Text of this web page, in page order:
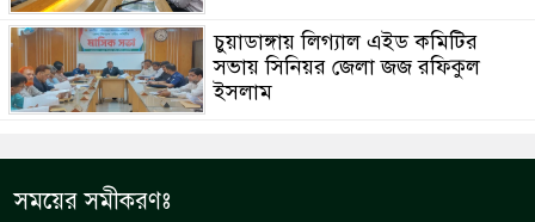
চুয়াডাঙ্গায় লিগ্যাল এইড কমিটির
সভায় সিনিয়র জেলা জজ রফিকুল
ইসলাম
সময়ের সমীকরণঃ